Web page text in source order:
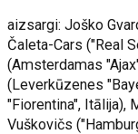
aizsargi: Joško
Čaleta-Cars ("Real
(Amsterdamas
(Leverkūzenes
"Fiorentina", Itālija),
Vuškovičs